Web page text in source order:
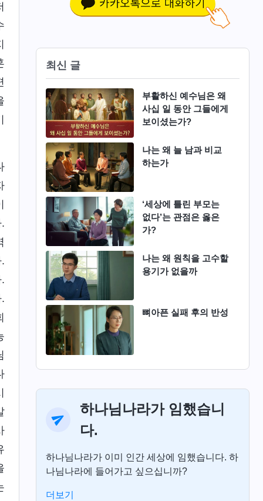
최신 글
부활하신 예수님은 왜
사십 일 동안 그들에게
보이셨는가?
나는 왜 늘 남과 비교
하는가
‘세상에 틀린 부모는
없다’는 관점은 옳은
가?
나는 왜 원칙을 고수할
용기가 없을까
뼈아픈 실패 후의 반성
하나님나라가 임했습니
다.
하나님나라가 이미 인간 세상에 임했습니다. 하
나님나라에 들어가고 싶으십니까?
더보기